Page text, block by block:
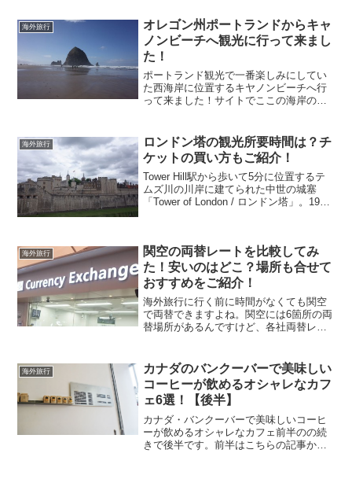
みてほとんどのレストラン...
海外旅行
オレゴン州ポートランドからキャ
ノンビーチへ観光に行って来まし
た！
ポートランド観光で一番楽しみにしてい
た西海岸に位置するキヤノンビーチへ行
って来ました！サイトでここの海岸の写
れた時の感動は今でも忘れません！今回
ここキャノンビーチに行く...
海外旅行
ロンドン塔の観光所要時間は？チ
ケットの買い方もご紹介！
Tower Hill駅から歩いて5分に位置するテ
ムズ川の川岸に建てられた中世の城塞
「Tower of London / ロンドン塔」。1988
海外旅行
関空の両替レートを比較してみ
た！安いのはどこ？場所も合せて
おすすめをご紹介！
海外旅行に行く前に時間がなくても関空
で両替できますよね。関空には6箇所の両
替場所があるんですけど、各社両替レー
関空の両替レートを徹底比較してみて、
安い場所や割引きクーポ...
海外旅行
カナダのバンクーバーで美味しい
コーヒーが飲めるオシャレなカフ
ェ6選！【後半】
カナダ・バンクーバーで美味しいコーヒ
ーが飲めるオシャレなカフェ前半のの続
きで後半です。前半はこちらの記事から↓